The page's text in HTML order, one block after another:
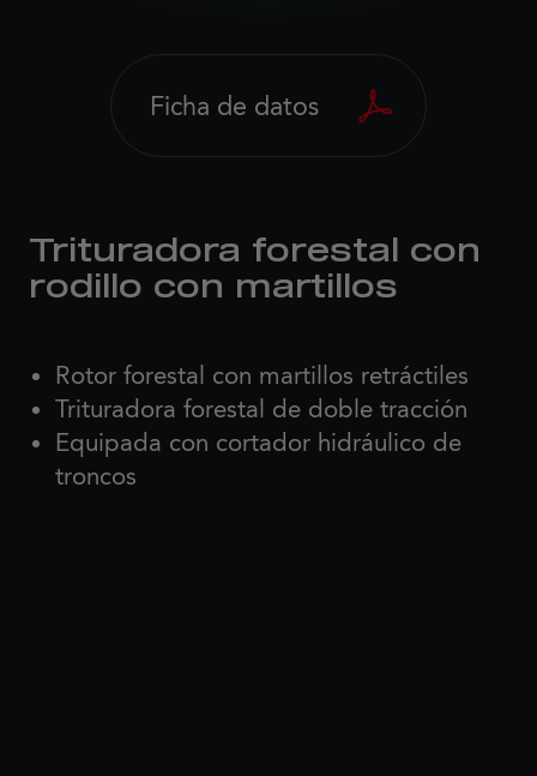
Trituradora forestal con
rodillo con martillos
Rotor forestal con martillos retráctiles
Trituradora forestal de doble tracción
Equipada con cortador hidráulico de
troncos
Ficha de datos